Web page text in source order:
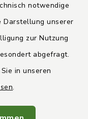
notwendige
Darstellung unserer
zur Nutzung
abgefragt.
in unseren
.